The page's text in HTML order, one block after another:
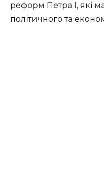
реформ Петра І, які
політичного та